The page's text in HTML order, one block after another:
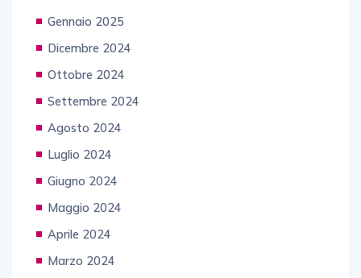
Gennaio 2025
Dicembre 2024
Ottobre 2024
Settembre 2024
Agosto 2024
Luglio 2024
Giugno 2024
Maggio 2024
Aprile 2024
Marzo 2024